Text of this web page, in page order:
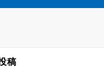
稿